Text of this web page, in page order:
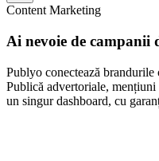
Content Marketing
Ai nevoie de campanii
Publyo conectează brandurile
Publică advertoriale,
un singur dashboard, cu